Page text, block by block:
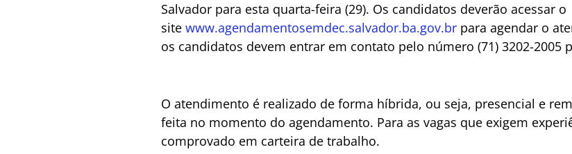
Salvador para esta quarta-feira (29). Os candidatos deverão acessar o
site www.agendamentosemdec.salvador.ba.gov.br para agendar o
os candidatos devem entrar em contato pelo número (71) 3202-2005
O atendimento é realizado de forma híbrida, ou seja, presencial e
feita no momento do agendamento. Para as vagas que exigem
comprovado em carteira de trabalho.